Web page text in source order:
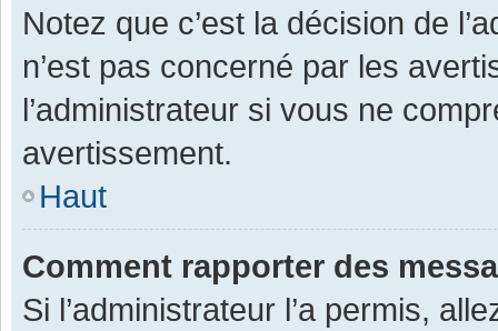
Notez que c’est la décision de
n’est pas concerné par les
l’administrateur si vous ne
avertissement.
Haut
Comment rapporter des
Si l’administrateur l’a permis,